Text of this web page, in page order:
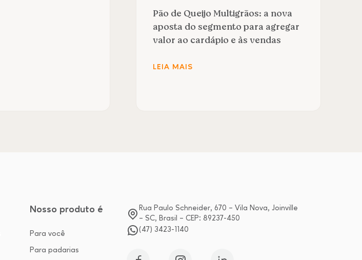
Pão de Queijo Multigrãos: a nova
aposta do segmento para agregar
valor ao cardápio e às vendas
LEIA MAIS
Nosso produto é
Para você
Para padarias
Rua Paulo Schneider, 670 – Vila Nova, Joinville
– SC, Brasil – CEP: 89237-450
(47) 3423-1140